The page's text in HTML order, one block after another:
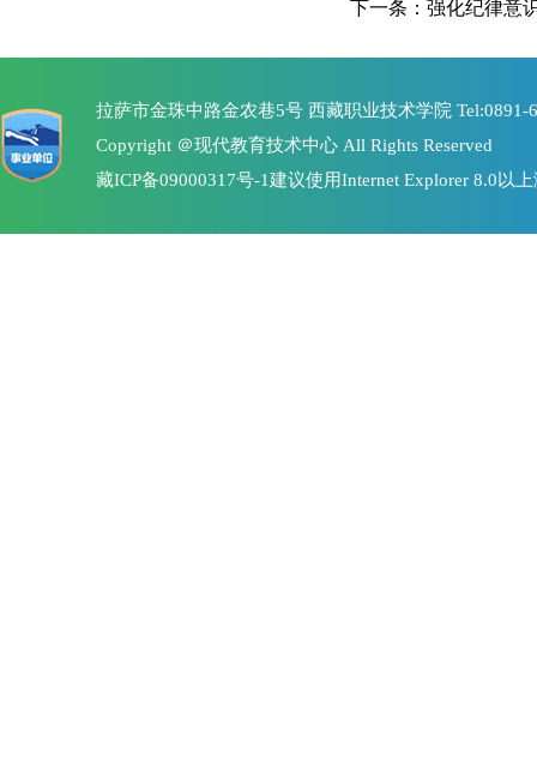
下一条： 强化纪律意
拉萨市金珠中路金农巷5号 西藏职业技术学院 Tel:0891-
Copyright ＠现代教育技术中心 All Rights Reserved
藏ICP备09000317号-1建议使用Internet Explorer 8.0以